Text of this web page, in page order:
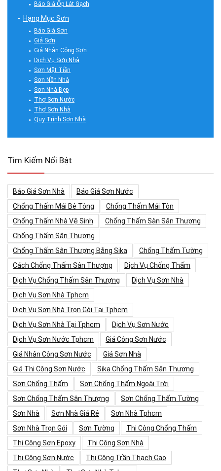
Báo Giá Ốp Lát Gạch
Hạng Mục Sơn
Báo Giá Sơn
Giá Sơn
Giá Nhân Công Sơn
Dịch Vụ Sơn Nhà
Sơn Mặt Tiền
Sơn Nền Nhà
Sơn Nhà Đẹp
Thợ Sơn Nước
Thợ Sơn Nhà
Quy Trình Sơn Nhà
Tìm Kiếm Nổi Bật
Báo Giá Sơn Nhà
Báo Giá Sơn Nước
Chống Thấm Mái Bê Tông
Chống Thấm Mái Tôn
Chống Thấm Nhà Vệ Sinh
Chống Thấm Sàn Sân Thượng
Chống Thấm Sân Thượng
Chống Thấm Sân Thượng Bằng Sika
Chống Thấm Tường
Cách Chống Thấm Sân Thượng
Dịch Vụ Chống Thấm
Dịch Vụ Chống Thấm Sân Thượng
Dịch Vụ Sơn Nhà
Dịch Vụ Sơn Nhà Tphcm
Dịch Vụ Sơn Nhà Trọn Gói Tại Tphcm
Dịch Vụ Sơn Nhà Tại Tphcm
Dịch Vụ Sơn Nước
Dịch Vụ Sơn Nước Tphcm
Giá Công Sơn Nước
Giá Nhân Công Sơn Nước
Giá Sơn Nhà
Giá Thi Công Sơn Nước
Sika Chống Thấm Sân Thượng
Sơn Chống Thấm
Sơn Chống Thấm Ngoài Trời
Sơn Chống Thấm Sân Thượng
Sơn Chống Thấm Tường
Sơn Nhà
Sơn Nhà Giá Rẻ
Sơn Nhà Tphcm
Sơn Nhà Trọn Gói
Sơn Tường
Thi Công Chống Thấm
Thi Công Sơn Epoxy
Thi Công Sơn Nhà
Thi Công Sơn Nước
Thi Công Trần Thạch Cao